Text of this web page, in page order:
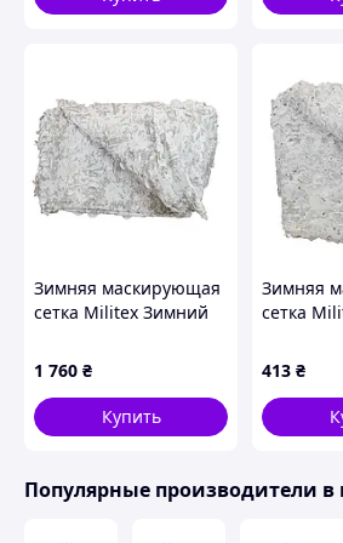
Зимняя маскирующая
сетка Militex Зимний
(площадь 32 кв.м.)
1 760 ₴
Купить
Зимняя
сетка
3х2,5м
кв.м.)
413 ₴
Популярные производители в